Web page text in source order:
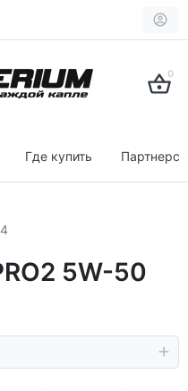
0
Где купить
5W-50